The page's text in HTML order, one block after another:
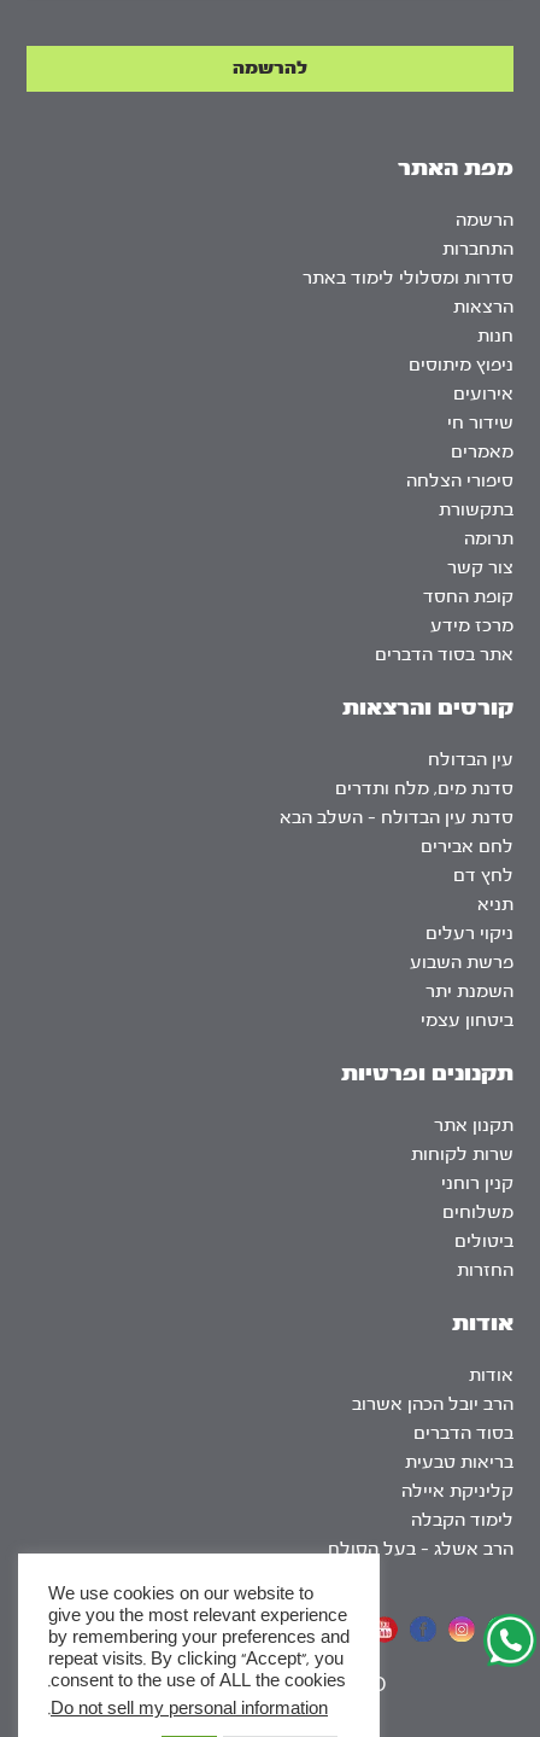
אודות
אודות
הרב יובל הכהן אשרוב
בסוד הדברים
בריאות טבעית
קליניקת איילה
לימוד הקבלה
הרב אשלג – בעל הסולם
מפת האתר
הרשמה
התחברות
סדרות ומסלולי לימוד באתר
הרצאות
חנות
ניפוץ מיתוסים
אירועים
שידור חי
מאמרים
סיפורי הצלחה
בתקשורת
תרומה
צור קשר
קופת החסד
מרכז מידע
אתר בסוד הדברים
קורסים והרצאות
עין הבדולח
סדנת מים, מלח ותדרים
סדנת עין הבדולח – השלב הבא
לחם אבירים
לחץ דם
תניא
ניקוי רעלים
פרשת השבוע
השמנת יתר
ביטחון עצמי
תקנונים ופרטיות
תקנון אתר
שרות לקוחות
קנין רוחני
משלוחים
ביטולים
החזרות
אתר שומר שבת
SEO
|
We use cookies on our website to
give you the most relevant experience
by remembering your preferences and
repeat visits. By clicking “Accept”, you
consent to the use of ALL the cookies.
Do not sell my personal information
.
x